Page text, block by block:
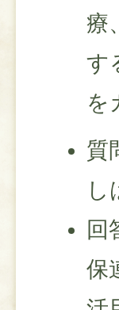
療
す
を
質
し
回
保